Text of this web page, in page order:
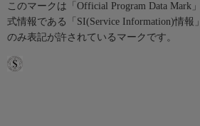
このマークは「Official Program Data Mark
式情報である「SI(Service Information)情報
のみ表記が許されているマークです。